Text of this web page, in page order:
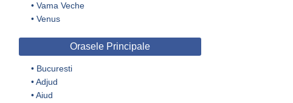
• Vama Veche
• Venus
Orasele Principale
• Bucuresti
•Adjud
•Aiud